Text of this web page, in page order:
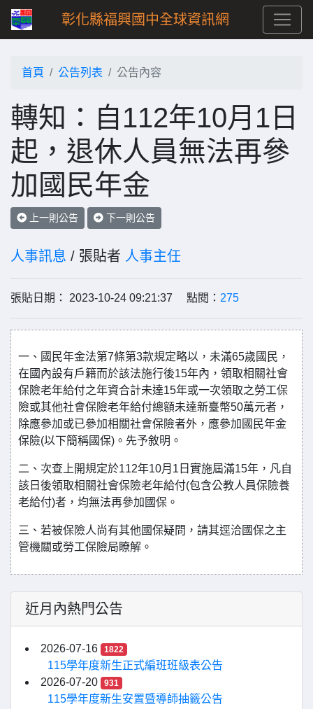
彰化縣福興國中全球資訊網
首頁 公告列表 公告內容
轉知：自112年10月1日
起，退休人員無法再參
加國民年金
上一則公告 下一則公告
人事訊息 / 張貼者 人事主任
張貼日期： 2023-10-24 09:21:37 點閱： 275
一、國民年金法第7條第3款規定略以，未滿65歲國民，
在國內設有戶籍而於該法施行後15年內，領取相關社會
保險老年給付之年資合計未達15年或一次領取之勞工保
險或其他社會保險老年給付總額未達新臺幣50萬元者，
除應參加或已參加相關社會保險者外，應參加國民年金
保險(以下簡稱國保)。先予敘明。
二、次查上開規定於112年10月1日實施屆滿15年，凡自
該日後領取相關社會保險老年給付(包含公教人員保險養
老給付)者，均無法再參加國保。
三、若被保險人尚有其他國保疑問，請其逕洽國保之主
管機關或勞工保險局瞭解。
近月內熱門公告
2026-07-16 1822
115學年度新生正式編班班級表公告
2026-07-20
931
115學年度新生安置暨導師抽籤公告